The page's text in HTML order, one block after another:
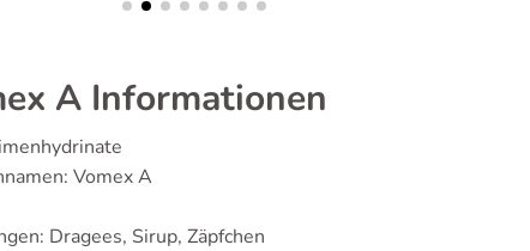
A Informationen
Vomex A
Dragees, Sirup, Zäpfchen